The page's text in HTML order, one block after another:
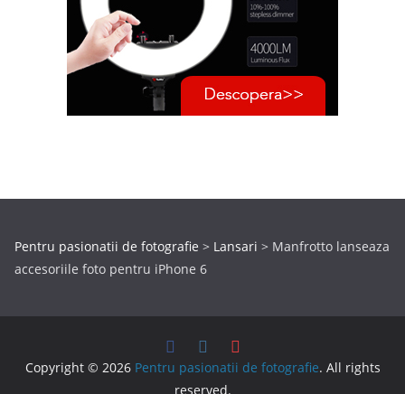
Pentru pasionatii de fotografie > Lansari > Manfrotto lanseaza
accesoriile foto pentru iPhone 6
Copyright © 2026 Pentru pasionatii de fotografie. All rights
reserved.